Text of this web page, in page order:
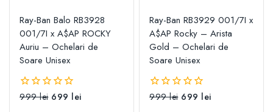
Ray-Ban Balo RB3928
001/7I x A$AP ROCKY
Auriu – Ochelari de
Soare Unisex
0
999lei 699 lei
Ray-Ban RB3929 001/7I x
A$AP Rocky – Arista
Gold – Ochelari de
Soare Unisex
0
999lei 699 lei